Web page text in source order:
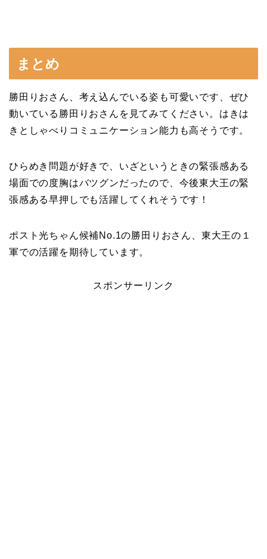
まとめ
勝田りおさん、考え込んでいる姿も可愛いです、ぜひ
動いている勝田りおさんを見てみてください。はきは
きとしゃべりコミュニケーション能力も高そうです。
ひらめき問題が好きで、いざというときの緊張感ある
場面での度胸はバツグンだったので、今後東大王の緊
張感ある早押しでも活躍してくれそうです！
ポスト光ちゃん候補No.1の勝田りおさん、東大王の１
軍での活躍を期待しています。
スポンサーリンク